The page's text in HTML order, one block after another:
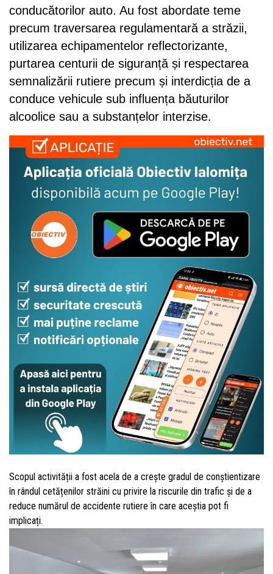
conducătorilor auto. Au fost abordate teme
precum traversarea regulamentară a străzii,
utilizarea echipamentelor reflectorizante,
purtarea centurii de siguranță și respectarea
semnalizării rutiere precum și interdicția de a
conduce vehicule sub influența băuturilor
alcoolice sau a substanțelor interzise.
Scopul activității a fost acela de a crește gradul de conștientizare
în rândul cetățenilor străini cu privire la riscurile din trafic și de a
reduce numărul de accidente rutiere în care aceștia pot fi
implicați.